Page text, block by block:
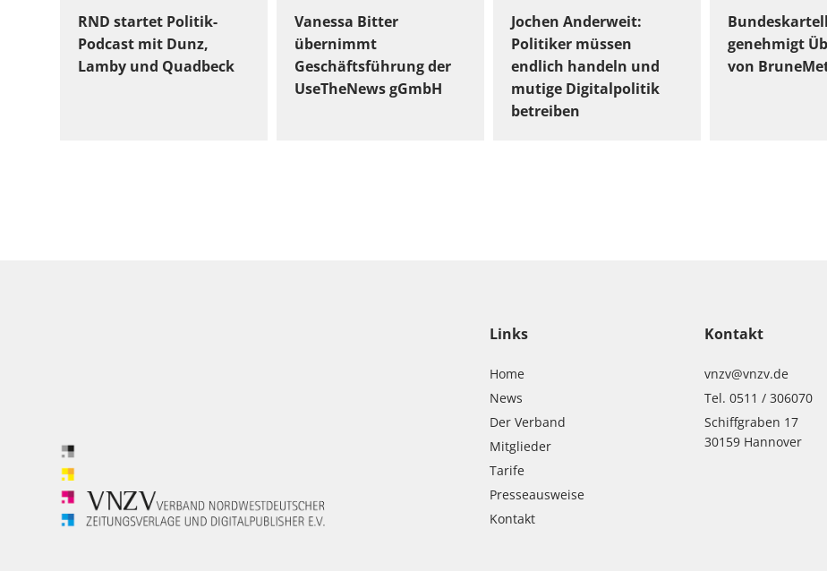
RND startet Politik-
Podcast mit Dunz,
Lamby und Quadbeck
Vanessa Bitter
übernimmt
Geschäftsführung der
UseTheNews gGmbH
Jochen Anderweit:
Politiker müssen
endlich handeln und
mutige Digitalpolitik
betreiben
genehmigt
von
Links
Home
News
Der Verband
Mitglieder
Tarife
Presseausweise
Kontakt
Kontakt
vnzv@vnzv.de
Tel. 0511 / 306070
Schiffgraben 17
30159 Hannover